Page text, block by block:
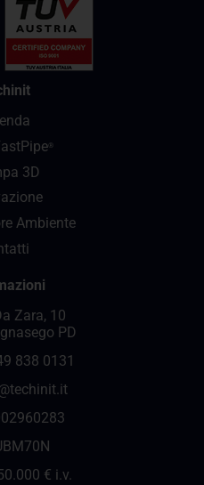
®
3D
Ambiente
Zara, 10
PD
838 0131
€ i.v.